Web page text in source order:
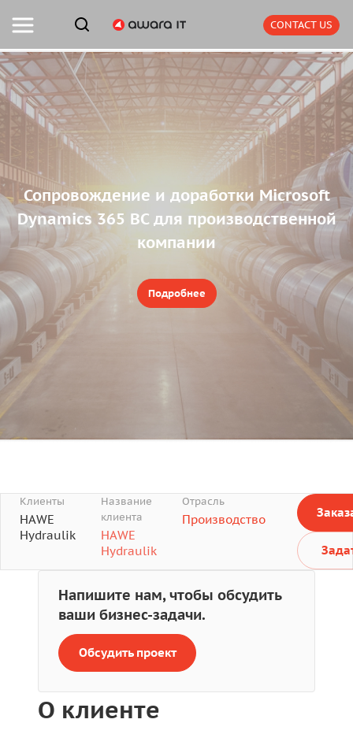
CONTACT US
Сопровождение и доработки Microsoft
Dynamics 365 BC для производственной
компании
Подробнее
Клиенты
HAWE
Hydraulik
Название
клиента
HAWE
Hydraulik
Отрасль
Производство
Напишите нам, чтобы обсудить
ваши бизнес-задачи.
Обсудить проект
О клиенте